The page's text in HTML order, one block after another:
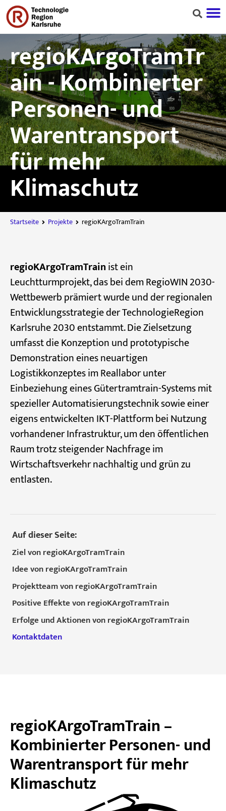
regioKArgoTramTr
ain - Kombinierter
Personen- und
Warentransport
für mehr
Klimaschutz
Startseite Projekte regioKArgoTramTrain
regioKArgoTramTrainist ein
Leuchtturmprojekt, das bei dem RegioWIN 2030-
Wettbewerb prämiert wurde und der regionalen
Entwicklungsstrategie der TechnologieRegion
Karlsruhe 2030 entstammt. Die Zielsetzung
umfasst die Konzeption und prototypische
Demonstration eines neuartigen
Logistikkonzeptes im Reallabor unter
Einbeziehung eines Gütertramtrain-Systems mit
spezieller Automatisierungstechnik sowie einer
eigens entwickelten IKT-Plattform bei Nutzung
vorhandener Infrastruktur, um den öffentlichen
Raum trotz steigender Nachfrage im
Wirtschaftsverkehr nachhaltig und grün zu
entlasten.
Auf dieser Seite:
Ziel von regioKArgoTramTrain
Idee von regioKArgoTramTrain
Projektteam von regioKArgoTramTrain
Positive Effekte von regioKArgoTramTrain
Erfolge und Aktionen von regioKArgoTramTrain
Kontaktdaten
regioKArgoTramTrain –
Kombinierter Personen- und
Warentransport für mehr
Klimaschutz